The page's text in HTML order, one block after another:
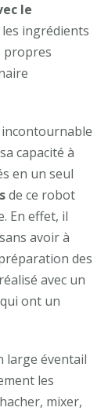
le
ingrédients
propres
incontournable
capacité à
en un seul
de ce robot
En effet, il
avoir à
des
avec un
ont un
large éventail
les
mixer,